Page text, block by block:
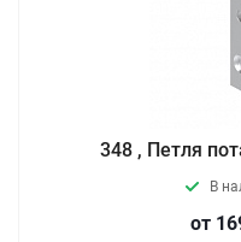
348 , Петля
В
от